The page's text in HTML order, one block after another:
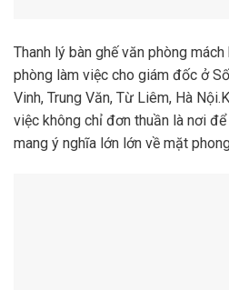
Thanh lý bàn ghế văn phòng
phòng làm việc cho giám đốc ở
Vinh, Trung Văn, Từ Liêm, Hà
việc không chỉ đơn thuần là nơi
mang ý nghĩa lớn lớn về mặt